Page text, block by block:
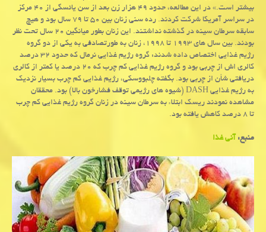
بیشتر است.» در این مطالعه، حدود ۴۹ هزار زن بعد از سن یائسگی از ۴۰ مركز
در سراسر آمریكا شركت كردند. رده سنی زنان بین ۵۰ تا ۷۹ سال بود و هیچ
سابقه سرطان سینه در گذشته نداشتند. این زنان بطور میانگین ۲۰ سال تحت نظر
بودند. بین سال های ۱۹۹۳ تا ۱۹۹۸، زنان به طورتصادفی به یكی از دو گروه
رژیم غذایی اختصاص داده شدند: گروه رژیم غذایی نرمال كه حدود ۳۲ درصد
كالری اش از چربی بود و گروه رژیم غذایی كم چرب كه ۲۰ درصد یا كمتر از كالری
دریافتی شأن از چربی بود. بگفته چلبووسكی، رژیم غذایی كم چرب بسیار نزدیك
به رژیم غذایی DASH (شیوه های رژیمی توقف فشارخون بالا) بود. محققان
مشاهده نمودند ریسك ابتلاء به سرطان سینه در زنان گروه رژیم غذایی كم چرب
تا ۸ درصد كاهش یافته بود.
منبع:آنی غذا